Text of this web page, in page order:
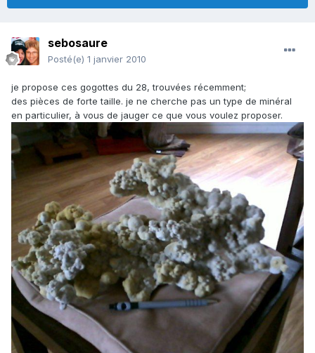
sebosaure
Posté(e) 1 janvier 2010
je propose ces gogottes du 28, trouvées récemment;
des pièces de forte taille. je ne cherche pas un type de minéral
en particulier, à vous de jauger ce que vous voulez proposer.